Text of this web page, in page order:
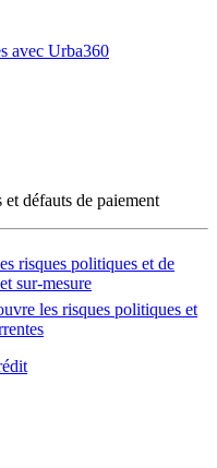
avec Urba360
défauts de paiement
risques politiques et de
sur-mesure
les risques politiques et